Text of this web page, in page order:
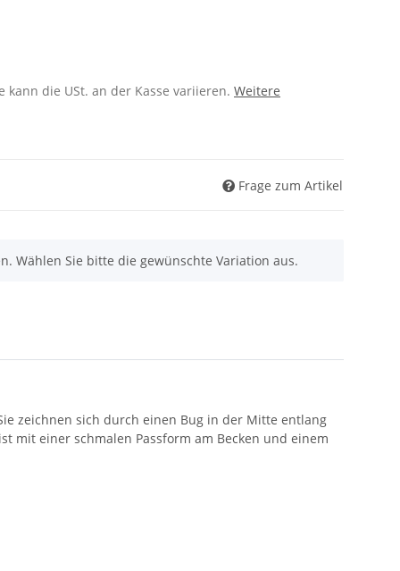
kann die USt. an der Kasse variieren. Weitere
Frage zum Artikel
Wählen Sie bitte die gewünschte Variation aus.
zeichnen sich durch einen Bug in der Mitte entlang
mit einer schmalen Passform am Becken und einem